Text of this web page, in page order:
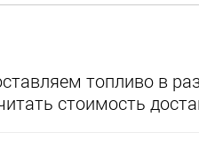
топливо в
стоимость